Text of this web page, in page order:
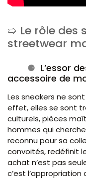
Le rôle des
streetwear
L’essor
accessoire de
Les sneakers ne
effet, elles se sont
culturels, pièces
hommes qui
reconnu pour sa
convoités, redéfinit
achat n’est pas
c’est l’appropriation